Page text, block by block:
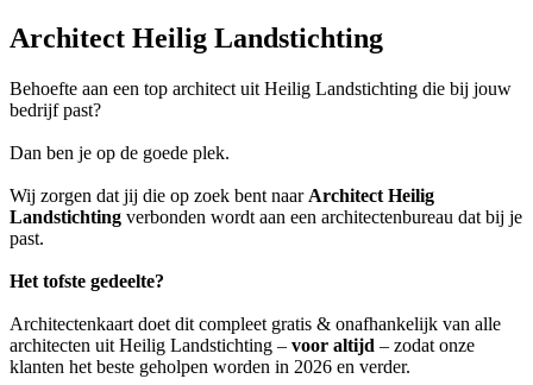
Architect Heilig Landstichting
Behoefte aan een top architect uit Heilig Landstichting die bij jouw
bedrijf past?
Dan ben je op de goede plek.
Wij zorgen dat jij die op zoek bent naar Architect Heilig
Landstichting verbonden wordt aan een architectenbureau dat bij je
past.
Het tofste gedeelte?
Architectenkaart doet dit compleet gratis & onafhankelijk van alle
architecten uit Heilig Landstichting – voor altijd – zodat onze
klanten het beste geholpen worden in 2026 en verder.